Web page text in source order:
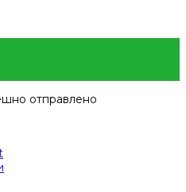
отправлено